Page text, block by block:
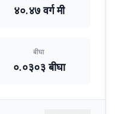
४०.४७ वर्ग मी
बीघा
०.०३०३ बीघा